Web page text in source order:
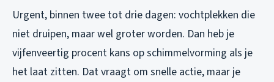
Urgent, binnen twee tot drie dagen: vochtplekken die
niet druipen, maar wel groter worden. Dan heb je
vijfenveertig procent kans op schimmelvorming als je
het laat zitten. Dat vraagt om snelle actie, maar je